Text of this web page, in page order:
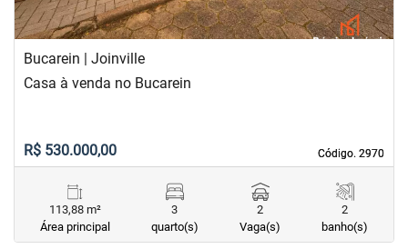
Bucarein | Joinville
Código. 2970
Código. 2970
Casa à venda no Bucarein
R$ 530.000,00
113,88 m²
Área principal
3
quarto(s)
2
Vaga(s)
2
banho(s)